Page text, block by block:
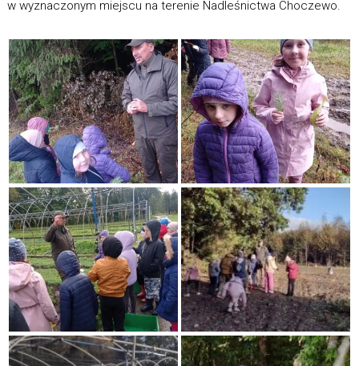
w wyznaczonym miejscu na terenie Nadleśnictwa Choczewo.